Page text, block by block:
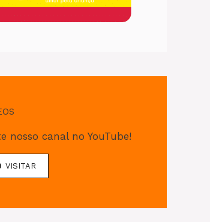
nosso canal no YouTube!
VISITAR